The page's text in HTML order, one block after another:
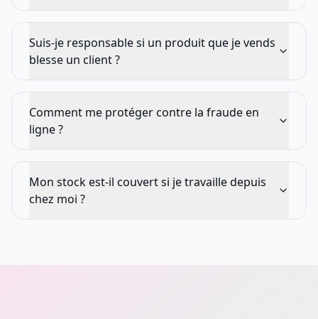
Suis-je responsable si un produit que je vends
blesse un client ?
Comment me protéger contre la fraude en
ligne ?
Mon stock est-il couvert si je travaille depuis
chez moi ?